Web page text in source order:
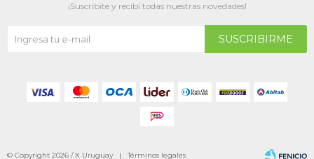
¡Suscribite y recibí todas nuestras novedades!
SUSCRIBIRME
© Copyright 2026 / X Uruguay |Términos legales